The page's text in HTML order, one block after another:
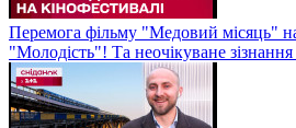
Перемога фільму "Медовий місяць"
"Молодість"! Та неочікуване